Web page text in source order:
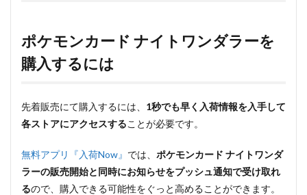
ポケモンカード ナイトワンダラーを
購入するには
先着販売にて購入するには、 1秒でも早く入荷情報を入手して
各ストアにアクセスすることが必要です。
無料アプリ『入荷Now』 では、 ポケモンカード ナイトワンダ
ラーの販売開始と同時にお知らせをプッシュ通知で受け取れ
るので、購入できる可能性をぐっと高めることができます。